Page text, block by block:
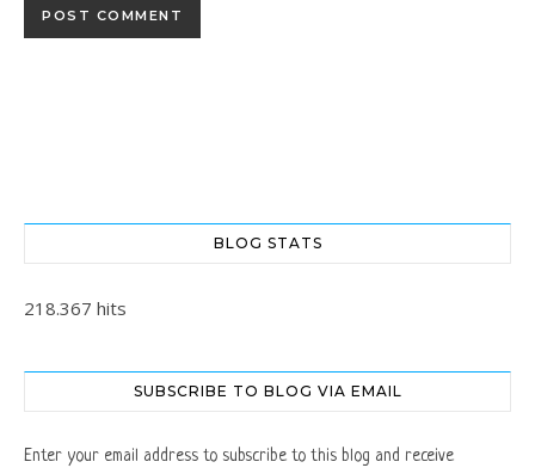
BLOG STATS
218.367 hits
SUBSCRIBE TO BLOG VIA EMAIL
Enter your email address to subscribe to this blog and receive